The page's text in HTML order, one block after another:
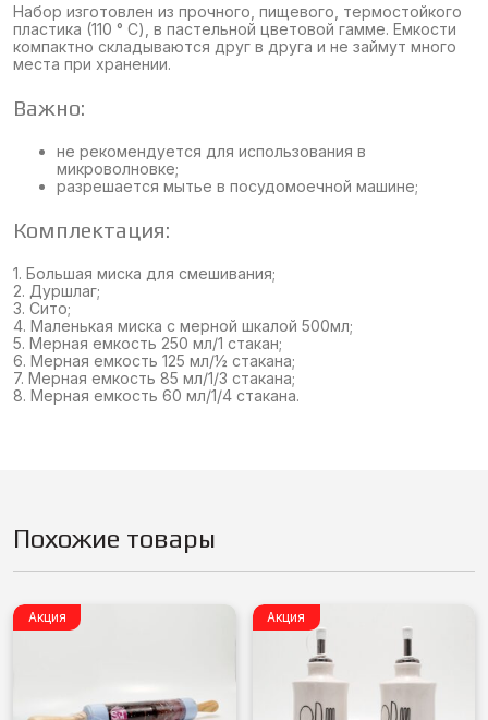
Набор изготовлен из прочного, пищевого, термостойкого
пластика (110 ° С), в пастельной цветовой гамме. Емкости
компактно складываются друг в друга и не займут много
места при хранении.
Важно:
не рекомендуется для использования в
микроволновке;
разрешается мытье в посудомоечной машине;
Комплектация:
1. Большая миска для смешивания;
2. Дуршлаг;
3. Cито;
4. Маленькая миска с мерной шкалой 500мл;
5. Мерная емкость 250 мл/1 стакан;
6. Мерная емкость 125 мл/½ стакана;
7. Мерная емкость 85 мл/1/3 стакана;
8. Мерная емкость 60 мл/1/4 стакана.
Похожие товары
Акция Акция